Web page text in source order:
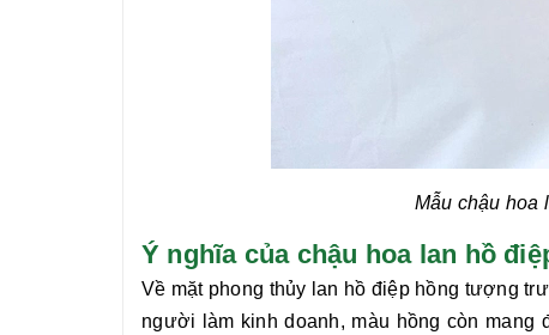
Mẫu chậu hoa
Ý nghĩa của chậu hoa lan hồ
Về mặt phong thủy lan hồ điệp hồng tượng
người làm kinh doanh, màu hồng còn